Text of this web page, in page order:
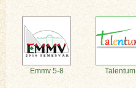
Emmv 5-8 Talentum